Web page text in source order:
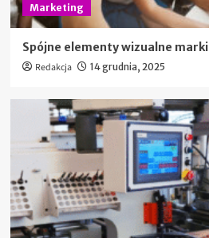
Marketing
Spójne elementy wizualne marki
Redakcja 14 grudnia, 2025